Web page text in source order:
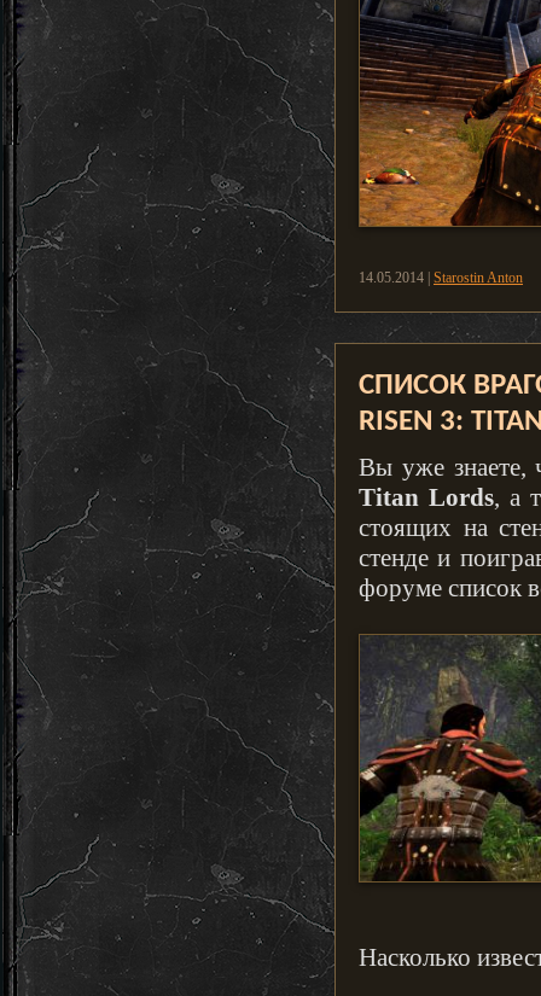
14.05.2014 | Starostin Anton
СПИСОК
RISEN 3:
Вы уже знаете,
Titan Lords, а
стоящих на
стенде и
форуме список
Насколько